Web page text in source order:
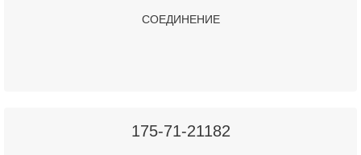
СОЕДИНЕНИЕ
175-71-21182